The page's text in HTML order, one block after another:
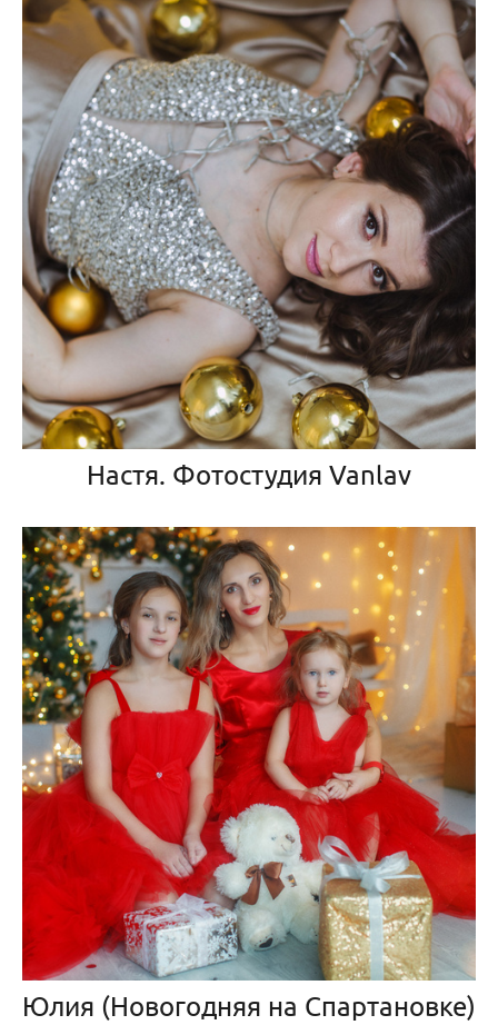
Настя. Фотостудия Vanlav
Юлия (Новогодняя на Спартановке)